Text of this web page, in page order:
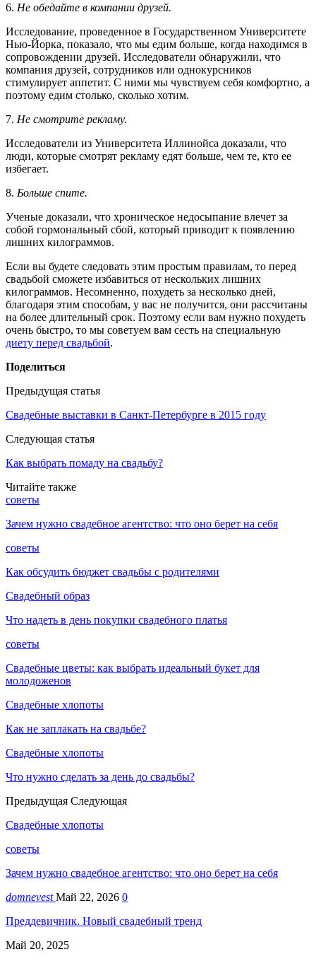
6. Не обедайте в компании друзей.
Исследование, проведенное в Государственном Университете
Нью-Йорка, показало, что мы едим больше, когда находимся в
сопровождении друзей. Исследователи обнаружили, что
компания друзей, сотрудников или однокурсников
стимулирует аппетит. С ними мы чувствуем себя комфортно, а
поэтому едим столько, сколько хотим.
7. Не смотрите рекламу.
Исследователи из Университета Иллинойса доказали, что
люди, которые смотрят рекламу едят больше, чем те, кто ее
избегает.
8. Больше спите.
Ученые доказали, что хроническое недосыпание влечет за
собой гормональный сбой, который приводит к появлению
лишних килограммов.
Если вы будете следовать этим простым правилам, то перед
свадьбой сможете избавиться от нескольких лишних
килограммов. Несомненно, похудеть за несколько дней,
благодаря этим способам, у вас не получится, они рассчитаны
на более длительный срок. Поэтому если вам нужно похудеть
очень быстро, то мы советуем вам сесть на специальную
диету перед свадьбой.
Поделиться
Предыдущая статья
Свадебные выставки в Санкт-Петербурге в 2015 году
Следующая статья
Как выбрать помаду на свадьбу?
Читайте также
советы
Зачем нужно свадебное агентство: что оно берет на себя
советы
Как обсудить бюджет свадьбы с родителями
Свадебный образ
Что надеть в день покупки свадебного платья
советы
Свадебные цветы: как выбрать идеальный букет для
молодоженов
Свадебные хлопоты
Как не заплакать на свадьбе?
Свадебные хлопоты
Что нужно сделать за день до свадьбы?
Предыдущая Следующая
Свадебные хлопоты
советы
Зачем нужно свадебное агентство: что оно берет на себя
domnevestМай 22, 2026 0
Преддевичник. Новый свадебный тренд
Май 20, 2025